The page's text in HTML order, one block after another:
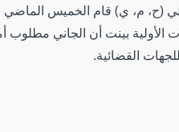
(ح، م، ي) قام الخميس الماضي
بينت أن الجاني
القضائية.